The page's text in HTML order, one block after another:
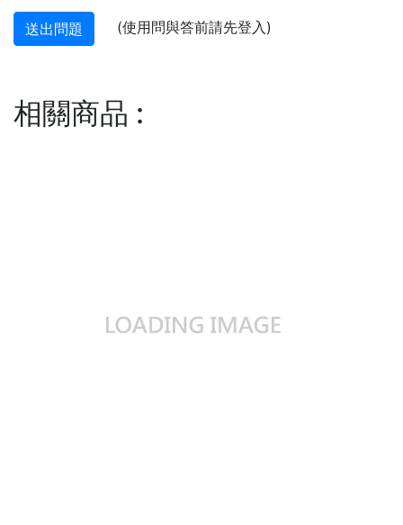
送出問題 (使用問與答前請先登入)
相關商品 :